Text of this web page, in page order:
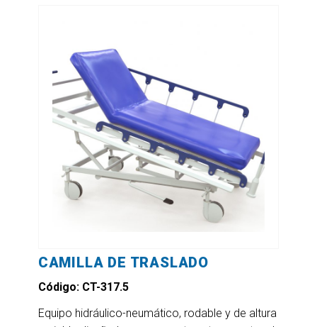
CAMILLA DE TRASLADO
Código: CT-317.5
Equipo hidráulico-neumático, rodable y de altura